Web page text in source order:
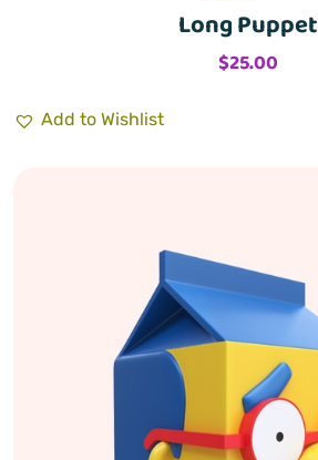
Bewertet mit
5.00von 5
Long Puppet
$25.00
Add to Wishlist